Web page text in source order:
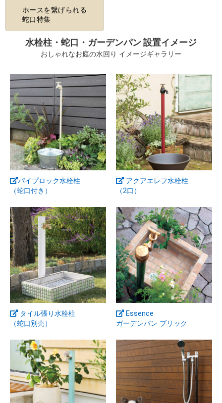
ホースを繋げられる
蛇口特集
水栓柱・蛇口・ガーデンパン 設置イメージ
おしゃれなお庭の水回り イメージギャラリー
パイプロック水栓柱
（蛇口付き）
アクアエレフ水栓柱
（2口）
タイル張り水栓柱
（蛇口別売）
Essence
ガーデンパン ブリック